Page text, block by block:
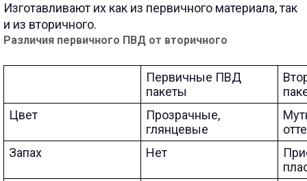
Изготавливают их как из первичного материала, так
и из вторичного.
Различия первичного ПВД от вторичного
Первичные ПВД
пакеты
Цвет
Прозрачные,
глянцевые
Запах
Нет